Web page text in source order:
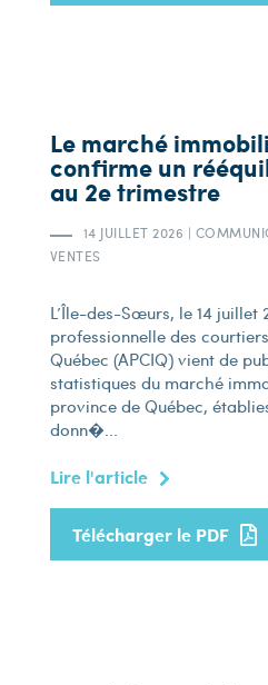
Le marché
confirme un
au 2e trimestre
14 JUILLET 2026 |
VENTES
L’Île-des-Sœurs, le 14 juillet
professionnelle des
Québec (APCIQ) vient de
statistiques du marché
province de Québec,
donn�...
Lire l'article
Télécharger le PDF